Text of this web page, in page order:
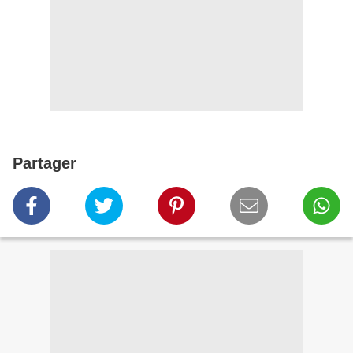
Partager